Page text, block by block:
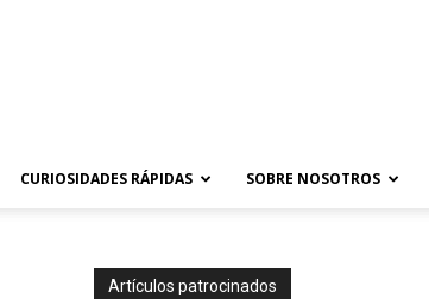
CURIOSIDADES RÁPIDAS SOBRE NOSOTROS
Artículos patrocinados